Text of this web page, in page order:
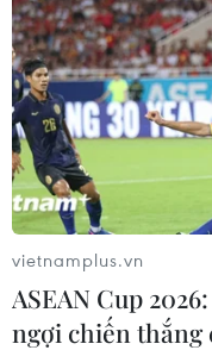
vietnamplus.vn
ASEAN Cup
ngợi chiến thắng